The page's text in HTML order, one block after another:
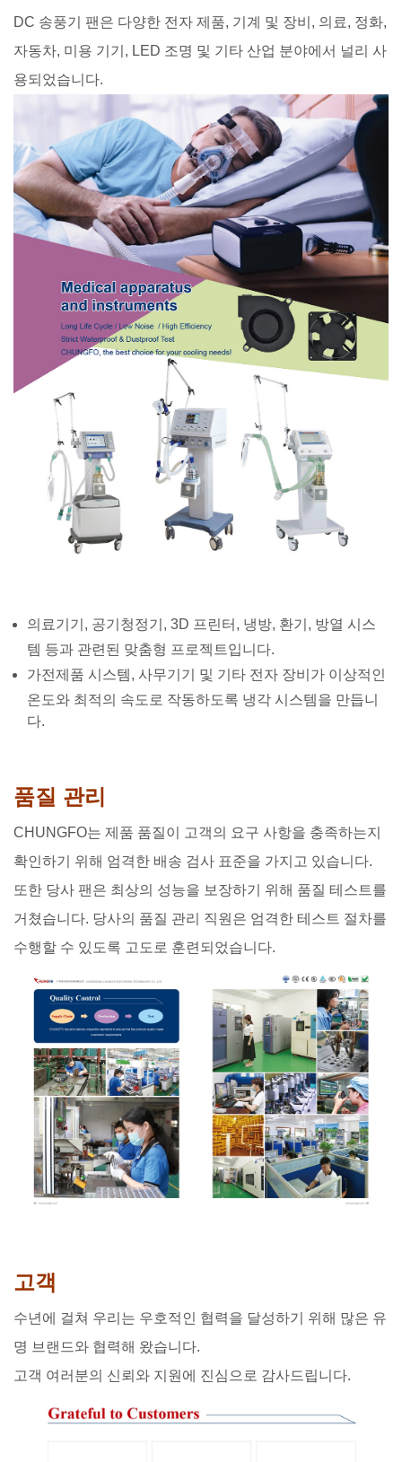
DC 송풍기 팬은 다양한 전자 제품, 기계 및 장비, 의료, 정화,
자동차, 미용 기기, LED 조명 및 기타 산업 분야에서 널리 사
용되었습니다.
의료기기, 공기청정기, 3D 프린터, 냉방, 환기, 방열 시스
템 등과 관련된 맞춤형 프로젝트입니다.
가전제품 시스템, 사무기기 및 기타 전자 장비가 이상적인
온도와 최적의 속도로 작동하도록 냉각 시스템을 만듭니
다.
품질 관리
CHUNGFO는 제품 품질이 고객의 요구 사항을 충족하는지
확인하기 위해 엄격한 배송 검사 표준을 가지고 있습니다.
또한 당사 팬은 최상의 성능을 보장하기 위해 품질 테스트를
거쳤습니다. 당사의 품질 관리 직원은 엄격한 테스트 절차를
수행할 수 있도록 고도로 훈련되었습니다.
고객
수년에 걸쳐 우리는 우호적인 협력을 달성하기 위해 많은 유
명 브랜드와 협력해 왔습니다.
고객 여러분의 신뢰와 지원에 진심으로 감사드립니다.